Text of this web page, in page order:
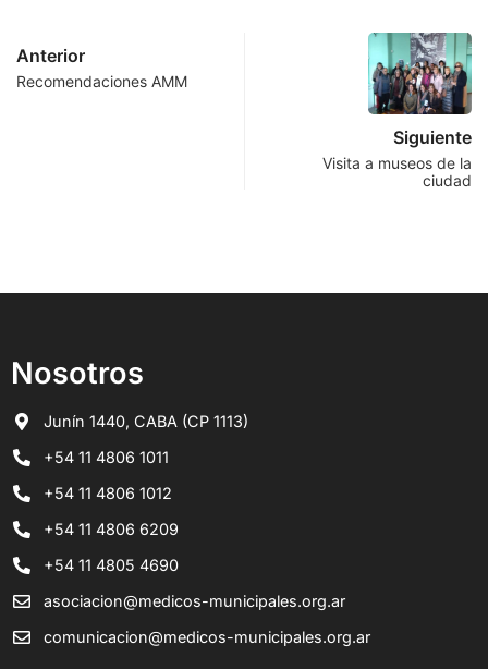
Anterior
Recomendaciones AMM
Siguiente
Visita a museos de la
ciudad
Nosotros
Junín 1440, CABA (CP 1113)
+54 11 4806 1011
+54 11 4806 1012
+54 11 4806 6209
+54 11 4805 4690
asociacion@medicos-municipales.org.ar
comunicacion@medicos-municipales.org.ar